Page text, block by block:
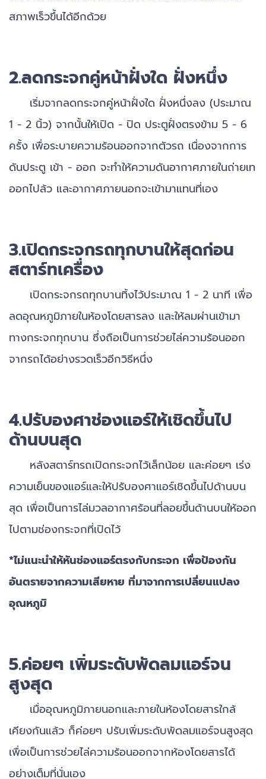
สภาพเร็วขึ้นได้อีกด้วย
2.ลดกระจกคู่หน้าฝั่งใด ฝั่งหนึ่ง
เริ่มจากลดกระจกคู่หน้าฝั่งใด ฝั่งหนึ่งลง (ประมาณ
1 - 2 นิ้ว) จากนั้นให้เปิด - ปิด ประตูฝั่งตรงข้าม 5 - 6
ครั้ง เพื่อระบายความร้อนออกจากตัวรถ เนื่องจากการ
ดันประตู เข้า - ออก จะทำให้ความดันอากาศภายในถ่ายเท
ออกไปล้ว และอากาศภายนอกจะเข้ามาแทนที่เอง
3.เปิดกระจกรถทุกบานให้สุดก่อน
สตาร์ทเครื่อง
เปิดกระจกรถทุกบานทิ้งไว้ประมาณ 1 - 2 นาที เพื่อ
ลดอุณหภูมิภายในห้องโดยสารลง และให้ลมผ่านเข้ามา
ทางกระจกทุกบาน ซึ่งถือเป็นการช่วยไล่ความร้อนออก
จากรถได้อย่างรวดเร็วอีกวิธีหนึ่ง
4.ปรับองศาช่องแอร์ให้เชิดขึ้นไป
ด้านบนสุด
หลังสตาร์ทรถเปิดกระจกไว้เล็กน้อย และค่อยๆ เร่ง
ความเย็นของแอร์และให้ปรับองศาแอร์เชิดขึ้นไปด้านบน
สุด เพื่อเป็นการไล่มวลอากาศร้อนที่ลอยขึ้นด้านบนให้ออก
ไปตามช่องกระจกที่เปิดไว้
*ไม่แนะนำให้หันช่องแอร์ตรงกับกระจก เพื่อป้องกัน
อันตรายจากความเสียหาย ที่มาจากการเปลี่ยนแปลง
อุณหภูมิ
5.ค่อยๆ เพิ่มระดับพัดลมแอร์จน
สูงสุด
เมื่ออุณหภูมิภายนอกและภายในห้องโดยสารใกล้
เคียงกันแล้ว ก็ค่อยๆ ปรับเพิ่มระดับพัดลมแอร์จนสูงสุด
เพื่อเป็นการช่วยไล่ความร้อนออกจากห้องโดยสารได้
อย่างเต็มที่นั่นเอง